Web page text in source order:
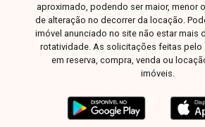
aproximado, podendo ser maior, menor
de alteração no decorrer da locação.
imóvel anunciado no site não estar mais
rotatividade. As solicitações feitas pelo
em reserva, compra, venda ou
imóveis.